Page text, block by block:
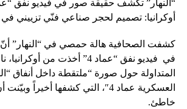
أوكرانيا: تصميم لحجر صناعي فنّي تزييني في
كشفت الصحافية هالة حمصي في “النهار” أنّ
في فيديو
نفق “عماد 4” أخذت من
المتداولة حول صورة “ملتقطة داخل أنفاق
العسكرية عماد 4″، التي كشفها أخيراً
خاطئ.